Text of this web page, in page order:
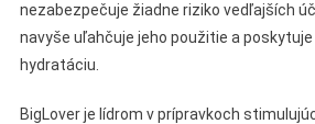
nezabezpečuje žiadne riziko vedľajších
navyše uľahčuje jeho použitie a
hydratáciu.
BigLover je lídrom v prípravkoch